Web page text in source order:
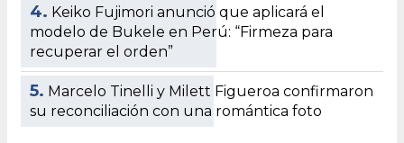
4. Keiko Fujimori anunció que aplicará el
modelo de Bukele en Perú: “Firmeza para
recuperar el orden”
5. Marcelo Tinelli y Milett Figueroa confirmaron
su reconciliación con una romántica foto